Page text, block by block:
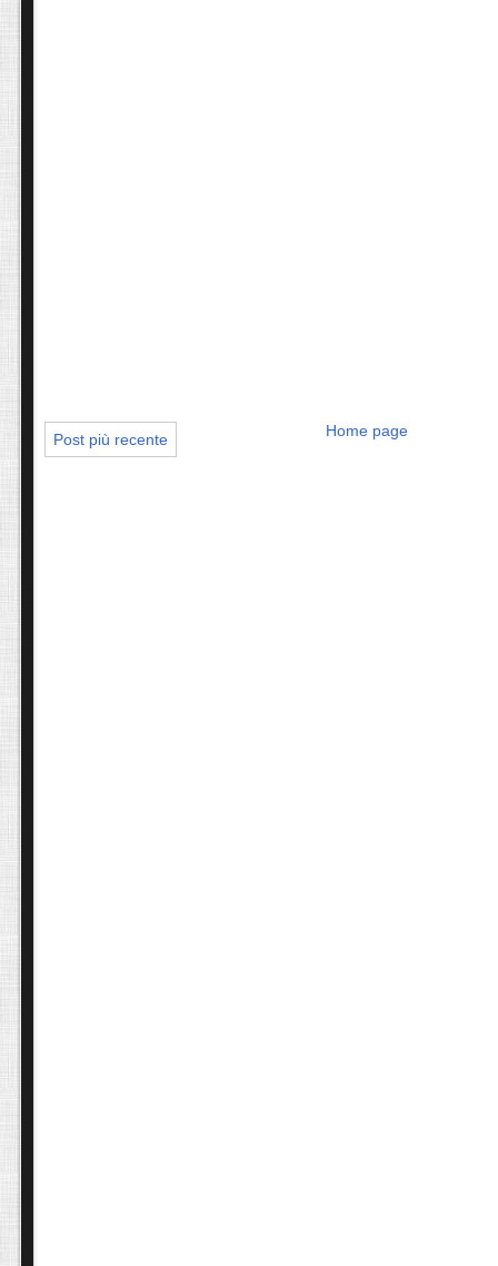
Post più recente Home page